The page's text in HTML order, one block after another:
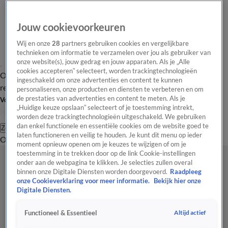
Overzicht Laatste nieuws Regionieuws Het beste van Hart
Tip de
redactie
Volg Hart van Nederland
Zoeken
OverzichtRegioUitzendingenWeerTip de redactiePanelVideo's
Jouw cookievoorkeuren
Wij en onze28 partners gebruiken cookies en vergelijkbare
technieken om informatie te verzamelen over jou als gebruiker van
onze website(s), jouw gedrag en jouw apparaten. Als je „Alle
cookies accepteren” selecteert, worden trackingtechnologieën
ingeschakeld om onze advertenties en content te kunnen
personaliseren, onze producten en diensten te verbeteren en om
de prestaties van advertenties en content te meten. Als je
„Huidige keuze opslaan” selecteert of je toestemming intrekt,
worden deze trackingtechnologieën uitgeschakeld. We gebruiken
dan enkel functionele en essentiële cookies om de website goed te
laten functioneren en veilig te houden. Je kunt dit menu op ieder
moment opnieuw openen om je keuzes te wijzigen of om je
toestemming in te trekken door op de link Cookie-instellingen
onder aan de webpagina te klikken. Je selecties zullen overal
binnen onze Digitale Diensten worden doorgevoerd. Raadpleeg
onze Cookieverklaring voor meer informatie.
Bekijk hier onze
Digitale Diensten.
Functioneel & Essentieel Altijd actief